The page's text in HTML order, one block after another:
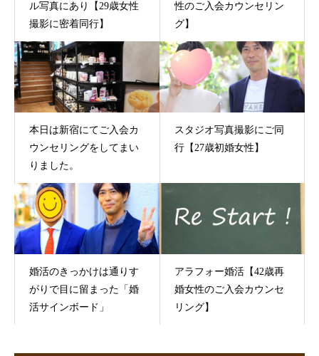
ル写真にあり【29歳女性
撮影に密着同行】
性のご入会カウンセリン
グ】
本日は新宿にてご入会カ
ウンセリングをしてまい
りました。
スタジオ写真撮影にご同
行【27歳初婚女性】
婚活のきっかけは通りす
がりで目に留まった「婚
活サインボード」
アラフォー婚活【42歳再
婚女性のご入会カウンセ
リング】